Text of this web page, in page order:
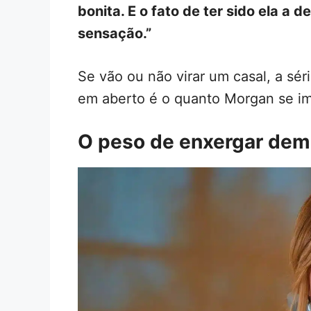
bonita. E o fato de ter sido ela a
sensação.”
Se vão ou não virar um casal, a
em aberto é o quanto Morgan se
O peso de enxergar